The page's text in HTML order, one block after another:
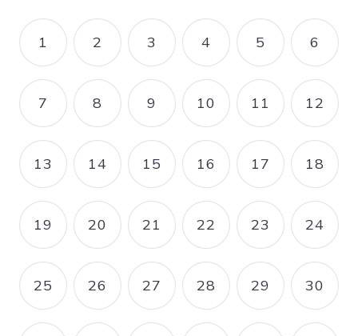
Pagination
PAGE
1 PAGE
2 PAGE
3 PAGE
4 PAGE
5 PAGE
6
PAGE
7 PAGE
8 PAGE
9 PAGE
10 PAGE
11 PAGE
12
PAGE
13 PAGE
14 PAGE
15 PAGE
16 PAGE
17 PAGE
18
PAGE
19 PAGE
20 PAGE
21 PAGE
22 PAGE
23 PAGE
24
PAGE
25 PAGE
26 PAGE
27 PAGE
28 PAGE
29 PAGE
30